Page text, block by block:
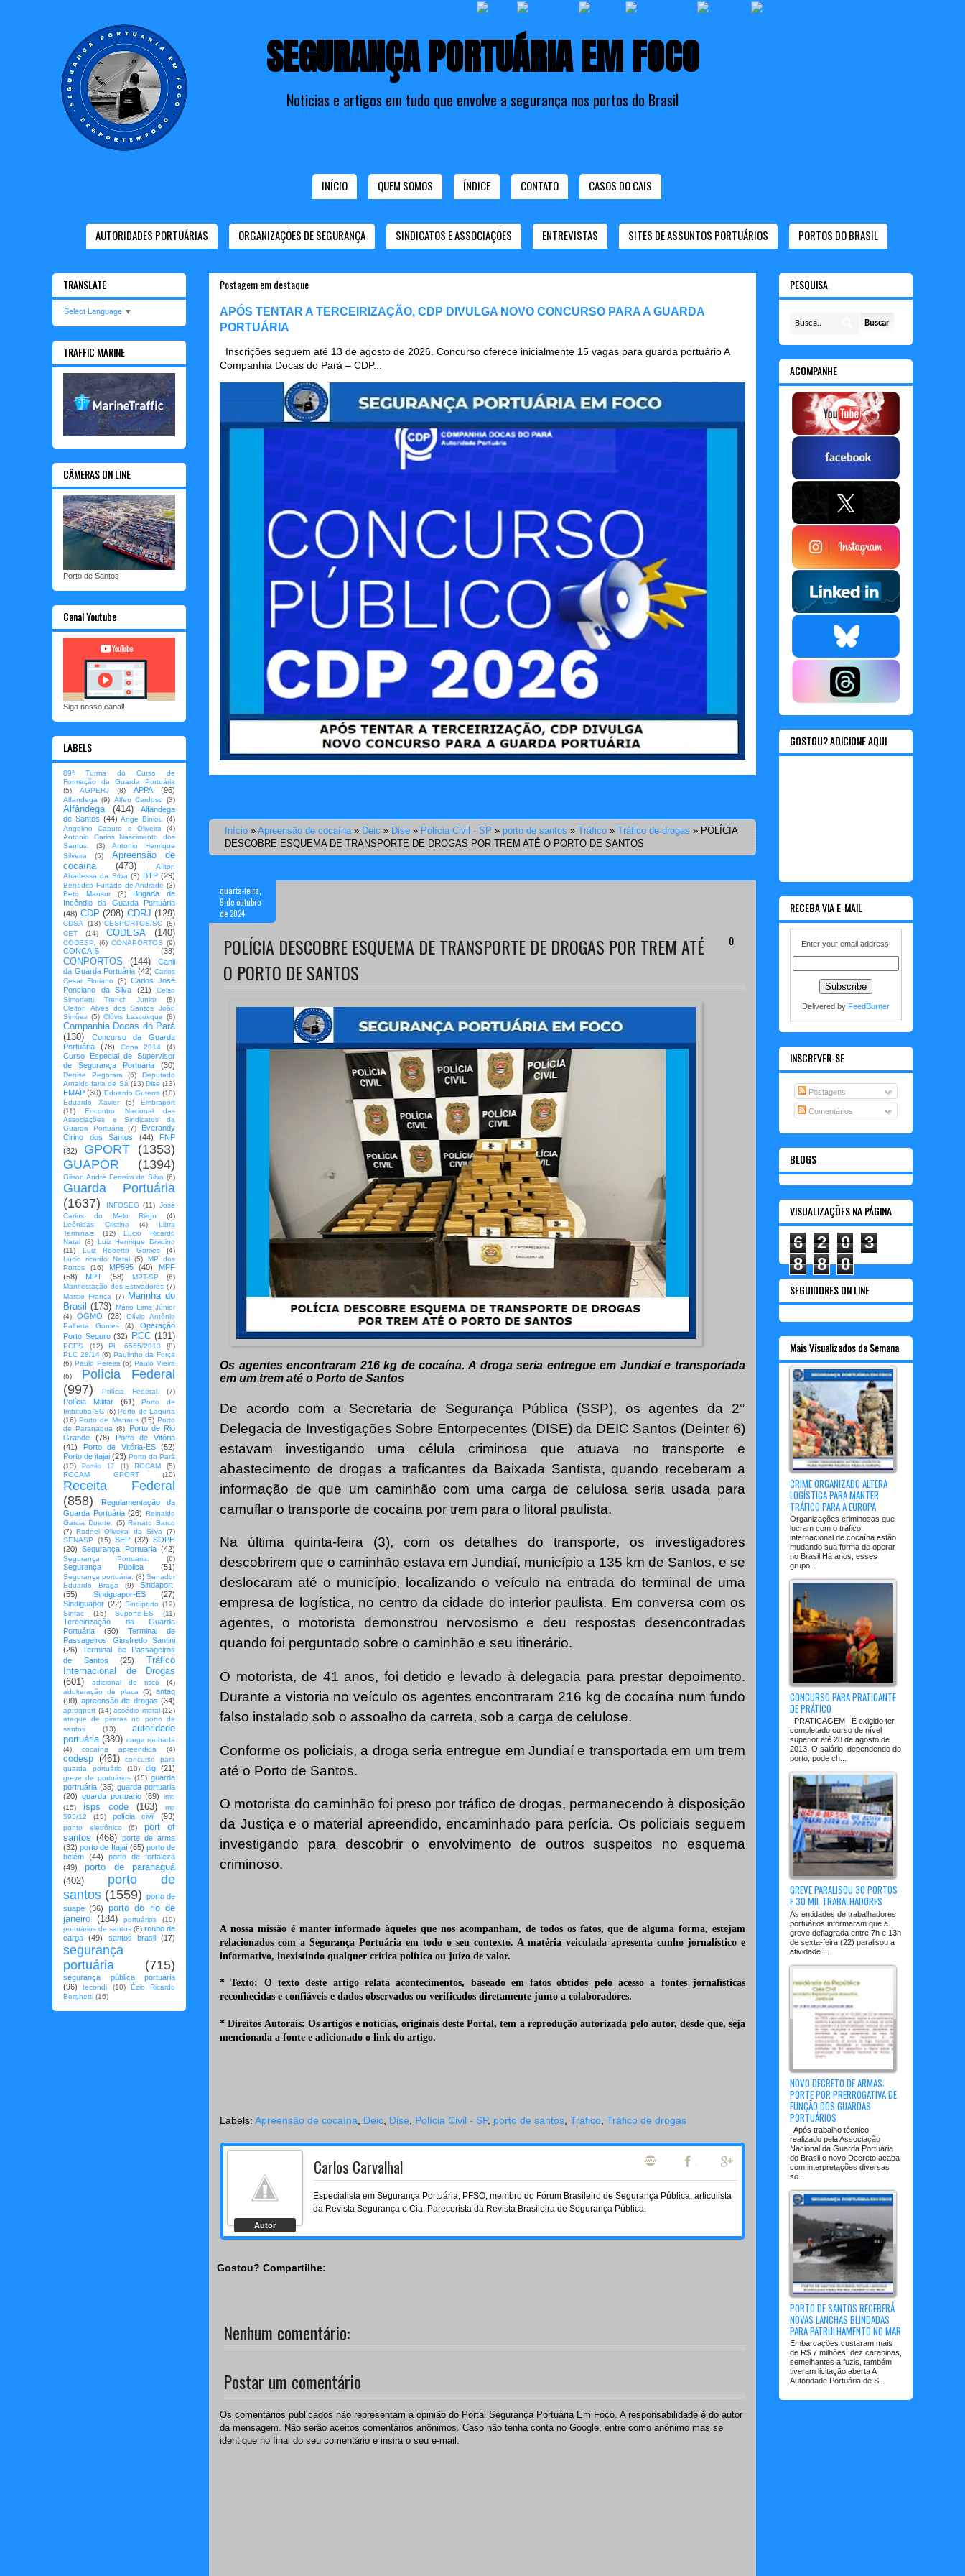
SEGURANÇA PORTUÁRIA EM FOCO
Noticias e artigos em tudo que envolve a segurança nos portos do Brasil
INÍCIO QUEM SOMOS ÍNDICE CONTATO CASOS DO CAIS
AUTORIDADES PORTUÁRIAS ORGANIZAÇÕES DE SEGURANÇA SINDICATOS E ASSOCIAÇÕES ENTREVISTAS SITES DE ASSUNTOS PORTUÁRIOS PORTOS DO BRASIL
Postagem em destaque
APÓS TENTAR A TERCEIRIZAÇÃO, CDP DIVULGA NOVO CONCURSO PARA A GUARDA
PORTUÁRIA
Inscrições seguem até 13 de agosto de 2026. Concurso oferece inicialmente 15 vagas para guarda portuário A
Companhia Docas do Pará – CDP...
Início » Apreensão de cocaína» Deic » Dise » Polícia Civil - SP » porto de santos » Tráfico » Tráfico de drogas » POLÍCIA
DESCOBRE ESQUEMA DE TRANSPORTE DE DROGAS POR TREM ATÉ O PORTO DE SANTOS
quarta-feira,
9 de outubro
de 2024
0
POLÍCIA DESCOBRE ESQUEMA DE TRANSPORTE DE DROGAS POR TREM ATÉ
O PORTO DE SANTOS
Os agentes encontraram 216 kg de cocaína. A droga seria entregue em Jundiaí e transportada
em um trem até o Porto de Santos
De acordo com a Secretaria de Segurança Pública (SSP), os agentes da 2°
Delegacia de Investigações Sobre Entorpecentes (DISE) da DEIC Santos (Deinter 6)
estavam investigando uma célula criminosa que atuava no transporte e
abastecimento de drogas a traficantes da Baixada Santista, quando receberam a
informação de que um caminhão com uma carga de celulosa seria usada para
camuflar o transporte de cocaína por trem para o litoral paulista.
Na última quinta-feira (3), com os detalhes do transporte, os investigadores
descobrirem que o caminhão estava em Jundiaí, município a 135 km de Santos, e se
deslocaram até o município, localizando o veículo na entrada do terminal de uma
empresa de logística, no centro da cidade do interior paulista. Em conversa com os
agentes, o motorista demonstrou nervosismo e deu respostas desencontradas
quando foi perguntado sobre o caminhão e seu itinerário.
O motorista, de 41 anos, foi detido e levado à delegacia para prestar depoimento.
Durante a vistoria no veículo os agentes encontraram 216 kg de cocaína num fundo
falso instalado sob o assoalho da carreta, sob a carga de celulose.
Conforme os policiais, a droga seria entregue em Jundiaí e transportada em um trem
até o Porto de Santos.
O motorista do caminhão foi preso por tráfico de drogas, permanecendo à disposição
da Justiça e o material apreendido, encaminhado para perícia. Os policiais seguem
investigando para descobrir o envolvimento de outros suspeitos no esquema
criminoso.
A nossa missão é manter informado àqueles que nos acompanham, de todos os fatos, que de alguma forma, estejam
relacionados com a Segurança Portuária em todo o seu contexto. A matéria veiculada apresenta cunho jornalístico e
informativo, inexistindo qualquer crítica política ou juízo de valor.
* Texto: O texto deste artigo relata acontecimentos, baseado em fatos obtidos pelo acesso a fontes jornalísticas
reconhecidas e confiáveis e dados observados ou verificados diretamente junto a colaboradores.
* Direitos Autorais: Os artigos e notícias, originais deste Portal, tem a reprodução autorizada pelo autor, desde que, seja
mencionada a fonte e adicionado o link do artigo.
Labels: Apreensão de cocaína Deic Dise Polícia Civil - SP, porto de santos Tráfico Tráfico de drogas
Autor
Carlos Carvalhal
Especialista em Segurança Portuária, PFSO, membro do Fórum Brasileiro de Segurança Pública, articulista
da Revista Segurança e Cia, Parecerista da Revista Brasileira de Segurança Pública.
Gostou? Compartilhe:
Nenhum comentário:
Postar um comentário
Os comentários publicados não representam a opinião do Portal Segurança Portuária Em Foco. A responsabilidade é do autor
da mensagem. Não serão aceitos comentários anônimos. Caso não tenha conta no Google, entre como anônimo mas se
identique no final do seu comentário e insira o seu e-mail.
TRANSLATE
Select Language ▼
TRAFFIC MARINE
CÂMERAS ON LINE
Porto de Santos
Canal Youtube
Siga nosso canal!
LABELS
89ª Turma do Curso de
Formação da Guarda Portuária
(5)
AGPERJ (8) APPA (96)
Alfandega (9) Alfeu Cardoso (3)
Alfândega (414)
Alfândega
de Santos (44) Ange Biniou (4)
Angelino Caputo e Oliveira
(4)
Antonio Carlos Nascimento dos
Santos.
(3)
Antonio Henrique
Silveira
(5)
Apreensão de
cocaína
(473)
Aílton
Abadessa da Silva (3) BTP (29)
Benedito Furtado de Andrade (3)
Beto Mansur
(3)
Brigada de
Incêndio da Guarda Portuária
(48) CDP (208) CDRJ (129)
CDSA (13) CESPORTOS/SC (8)
CET
(14) CODESA (140)
CODESP. (6) CONAPORTOS (9)
CONCAIS (38)
CONPORTOS (144)
Canil
da Guarda Portuária (42) Carlos
Cesar Floriano
(3) Carlos José
Ponciano da Silva
(21)
Celso
Simonetti Trench Junior
(8)
Cleiton Alves dos Santos João
Simões (5) Clóvis Lascosque (8)
Companhia Docas do Pará
(130)
Concurso da Guarda
Portuária
(78) Copa 2014 (4)
Curso Especial de Supervisor
de Segurança Portuária
(30)
Denise Pegorara (6)
Deputado
Arnaldo faria de Sá (13) Dise (13)
EMAP (30) Eduardo Guterra (10)
Eduardo Xavier
(5)
Embraport
(11)
Encontro Nacional das
Associações e Sindicatos da
Guarda Portuária
(7)
Everandy
Cirino dos Santos
(44)
FNP
(32)
GPORT (1353)
GUAPOR
(1394)
Gilson André Ferreira da Silva (6)
Guarda Portuária
(1637)
INFOSEG (11) José
Carlos do Melo Rêgo
(4)
Leônidas Cristino
(4)
Libra
Terminais
(12)
Lucio Ricardo
Natal (8) Luiz Henrique Dividino
(11)
Luiz Roberto Gomes
(4)
Lúcio ricardo Natal (5)
MP dos
Portos
(16) MP595 (40)
MPF
(58)
MPT (58) MPT-SP
(6)
Manifestação dos Estivadores (7)
Marcio França
(7)
Marinha do
Brasil
(173) Mário Lima Júnior
(4)
OGMO (28)
Olívio Antônio
Palheta Gomes
(4)
Operação
Porto Seguro (32) PCC (131)
PCES (12) PL 6565/2013
(8)
PLC 28/14 (6) Paulinho da Força
(6) Paulo Pereira (6) Paulo Vieira
(6)
Polícia Federal
(997)
Polícia Federal. (7)
Polícia Militar (61)
Porto de
Imbituba-SC (6) Porto de Laguna
(16) Porto de Manaus (15) Porto
de Paranagua (8)
Porto de Rio
Grande
(78)
Porto de Vitória
(41)
Porto de Vitória-ES
(52)
Porto de itajai (23) Porto do Pará
(13)
Portão 17 (1) ROCAM
(5)
ROCAM GPORT
(10)
Receita Federal
(858)
Regulamentação da
Guarda Portuária (26) Reinaldo
Garcia Duarte.
(5) Renato Barco
(7) Rodnei Oliveira da Silva
(7)
SENASP
(15) SEP (32) SOPH
(20)
Segurança Portuaria (42)
Segurança Portuaria. (6)
Segurança Pública (51)
Segurança portuária. (8) Senador
Eduardo Braga
(9)
Sindaport.
(55)
Sindguapor-ES
(27)
Sindiguapor (22) Sindiporto (12)
Sintac
(15) Suporte-ES (11)
Terceirização da Guarda
Portuária
(50)
Terminal de
Passageiros Giusfredo Santini
(26)
Terminal de Passageiros
de Santos
(25)
Tráfico
Internacional de Drogas
(601)
adicional de risco
(4)
adulteração de placa
(5) antaq
(90) apreensão de drogas (34)
aprogport (14) assédio moral (12)
ataque de piratas no porto de
santos
(13)
autoridade
portuária (380) carga roubada
(4)
cocaína apreendida (4)
codesp (461)
concurso para
guarda portuário
(10) dig (21)
greve de portuários (15) guarda
portruária (35) guarda portuaria
(20) guarda portuário (69)
imo
(15)
isps code (163)
mp
595/12
(15) polícia civil (93)
ponto eletrônico (6)
port of
santos (468) porte de arma
(32) porto de Itajaí (65) porto de
belém (44)
porto de fortaleza
(49)
porto de paranaguá
(402)
porto de
santos (1559) porto de
suape (36)
porto do rio de
janeiro (184) portuários
(10)
portuários de santos (8) roubo de
carga
(49) santos brasil (17)
segurança
portuária
(715)
segurança pública portuária
(96)
tecondi (10)
Ézio Ricardo
Borghetti (16)
PESQUISA
ACOMPANHE
GOSTOU? ADICIONE AQUI
RECEBA VIA E-MAIL
Enter your email address:
Delivered by FeedBurner
INSCREVER-SE
Postagens
Comentários
BLOGS
VISUALIZAÇÕES NA PÁGINA
6 2 0
3
8
8 0
SEGUIDORES ON LINE
Mais Visualizados da Semana
CRIME ORGANIZADO ALTERA
LOGÍSTICA PARA MANTER
TRÁFICO PARA A EUROPA
Organizações criminosas que
lucram com o tráfico
internacional de cocaína estão
mudando sua forma de operar
no Brasil Há anos, esses
grupo...
CONCURSO PARA PRATICANTE
DE PRÁTICO
PRATICAGEM É exigido ter
completado curso de nível
superior até 28 de agosto de
2013. O salário, dependendo do
porto, pode ch...
GREVE PARALISOU 30 PORTOS
E 30 MIL TRABALHADORES
As entidades de trabalhadores
portuários informaram que a
greve deflagrada entre 7h e 13h
de sexta-feira (22) paralisou a
atividade ...
NOVO DECRETO DE ARMAS:
PORTE POR PRERROGATIVA DE
FUNÇÃO DOS GUARDAS
PORTUÁRIOS
Após trabalho técnico
realizado pela Associação
Nacional da Guarda Portuária
do Brasil o novo Decreto acaba
com interpretações diversas
so...
PORTO DE SANTOS RECEBERÁ
NOVAS LANCHAS BLINDADAS
PARA PATRULHAMENTO NO MAR
Embarcações custaram mais
de R$ 7 milhões; dez carabinas,
semelhantes a fuzis, também
tiveram licitação aberta A
Autoridade Portuária de S...